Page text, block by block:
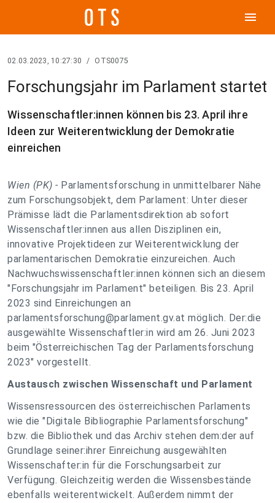
menu
02.03.2023, 10:27:30 / OTS0075
Forschungsjahr im Parlament startet
Wissenschaftler:innen können bis 23. April ihre
Ideen zur Weiterentwicklung der Demokratie
einreichen
Wien (PK) - Parlamentsforschung in unmittelbarer Nähe
zum Forschungsobjekt, dem Parlament: Unter dieser
Prämisse lädt die Parlamentsdirektion ab sofort
Wissenschaftler:innen aus allen Disziplinen ein,
innovative Projektideen zur Weiterentwicklung der
parlamentarischen Demokratie einzureichen. Auch
Nachwuchswissenschaftler:innen können sich an diesem
"Forschungsjahr im Parlament" beteiligen. Bis 23. April
2023 sind Einreichungen an
parlamentsforschung@parlament.gv.at möglich. Der:die
ausgewählte Wissenschaftler:in wird am 26. Juni 2023
beim "Österreichischen Tag der Parlamentsforschung
2023" vorgestellt.
Austausch zwischen Wissenschaft und Parlament
Wissensressourcen des österreichischen Parlaments
wie die "Digitale Bibliographie Parlamentsforschung"
bzw. die Bibliothek und das Archiv stehen dem:der auf
Grundlage seiner:ihrer Einreichung ausgewählten
Wissenschafter:in für die Forschungsarbeit zur
Verfügung. Gleichzeitig werden die Wissensbestände
ebenfalls weiterentwickelt. Außerdem nimmt der